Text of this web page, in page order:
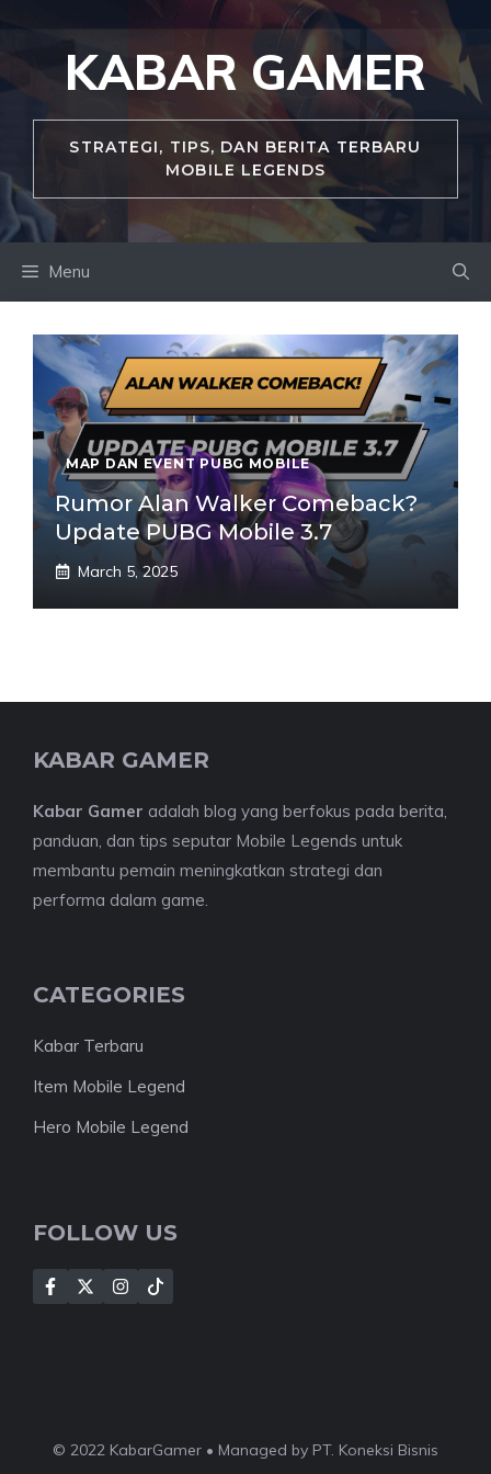
content
KABAR GAMER
STRATEGI, TIPS, DAN BERITA TERBARU
MOBILE LEGENDS
Menu
MAP DAN EVENT PUBG MOBILE
Rumor Alan Walker Comeback?
Update PUBG Mobile 3.7
March 5, 2025
KABAR GAMER
Kabar Gamer adalah blog yang berfokus pada berita,
panduan, dan tips seputar Mobile Legends untuk
membantu pemain meningkatkan strategi dan
performa dalam game.
CATEGORIES
Kabar Terbaru
Item Mobile Legend
Hero Mobile Legend
FOLLOW US
© 2022 KabarGamer • Managed by PT. Koneksi Bisnis